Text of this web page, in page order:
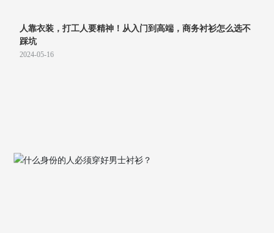
人靠衣装，打工人要精神！从入门到高端，商务衬衫怎么选不
踩坑
2024-05-16